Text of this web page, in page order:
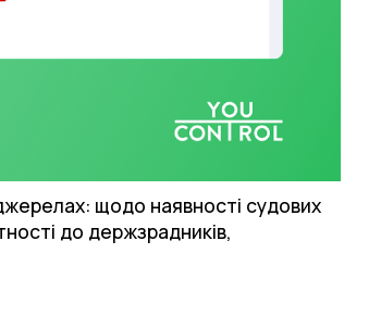
щодо наявності судових
до держзрадників,